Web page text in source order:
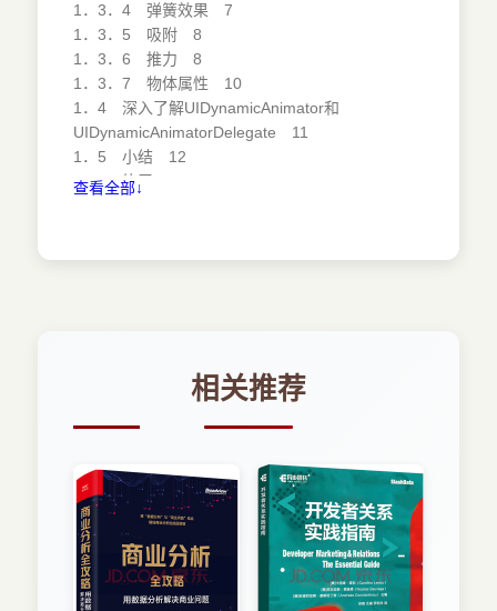
1．3．4 弹簧效果 7
1．3．5 吸附 8
1．3．6 推力 8
1．3．7 物体属性 10
1．4 深入了解UIDynamicAnimator和
UIDynamicAnimatorDelegate 11
1．5 小结 12
1．6 练习 12
2．2．4 分析和理解位置数据 19
2．2．5 重大变化通知 20
2．2．6 使用GPX文件进行位置测试 20
2．3．1 理解坐标系 22
2．3．2 配置和定制MKMapKit 22
2．3．3 响应用户交互 24
2．4 地图注释和覆盖层 25
2．4．1 添加注释 25
2．4．2 显示标准和自定义的注释视图 27
查看全部↓
相关推荐